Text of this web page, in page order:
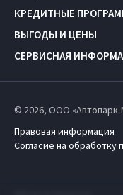
КРЕДИТНЫЕ
ВЫГОДЫ И ЦЕНЫ
СЕРВИСНАЯ
© 2026, ООО «Автопарк-
Правовая информация
Согласие на обработку